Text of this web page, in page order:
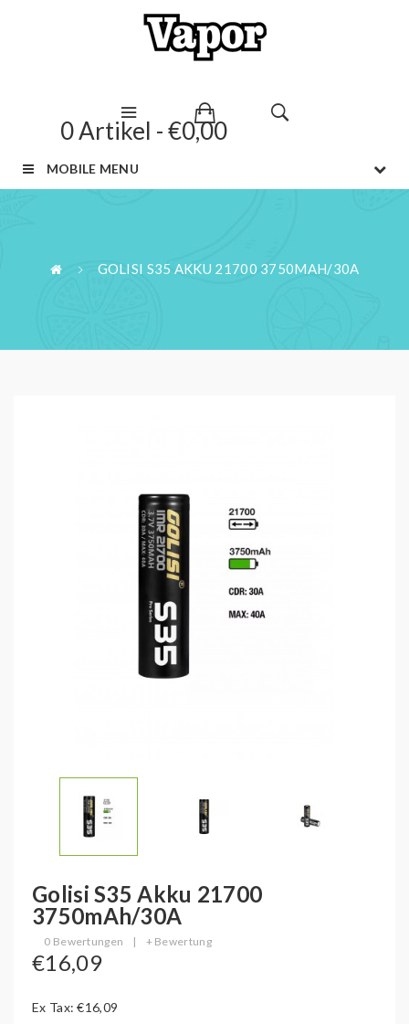
0 Artikel - €0,00
MOBILE MENU
GOLISI S35 AKKU 21700 3750MAH/30A
Golisi S35 Akku 21700
3750mAh/30A
0 Bewertungen | + Bewertung
€16,09
Ex Tax: €16,09